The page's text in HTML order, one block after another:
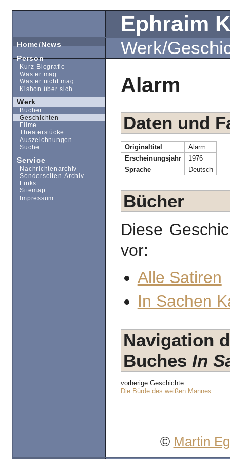
Ephraim
Werk/
Alarm
Daten und
Originaltitel
Alarm
Erscheinungsjahr
1976
Sprache
Deutsch
Bücher
Diese
vor:
Alle Satiren
In Sachen
Navigation
Buches In
vorherige Geschichte:
Die Bürde des weißen Mannes
© Martin
Home/News
Person
Kurz-Biografie
Was er mag
Was er nicht mag
Kishon über sich
Werk
Bücher
Geschichten
Filme
Theaterstücke
Auszeichnungen
Suche
Service
Nachrichtenarchiv
Sonderseiten-Archiv
Links
Sitemap
Impressum